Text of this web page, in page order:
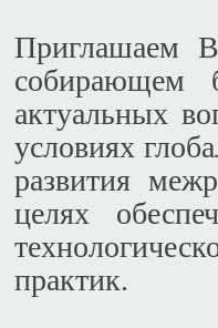
Приглашаем
собирающем
актуальных
условиях
развития
целях
практик.